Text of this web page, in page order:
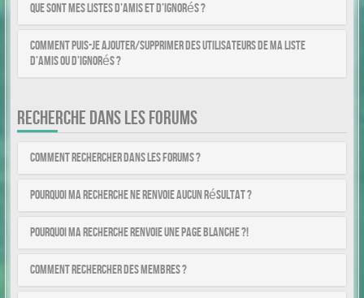
Que sont mes listes d’amis et d’ignorés ?
Comment puis-je ajouter/supprimer des utilisateurs de ma liste
d’amis ou d’ignorés ?
RECHERCHE DANS LES FORUMS
Comment rechercher dans les forums ?
Pourquoi ma recherche ne renvoie aucun résultat ?
Pourquoi ma recherche renvoie une page blanche ?!
Comment rechercher des membres ?